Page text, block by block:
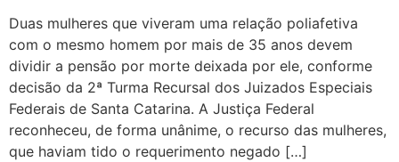
Duas mulheres que viveram uma relação poliafetiva
com o mesmo homem por mais de 35 anos devem
dividir a pensão por morte deixada por ele, conforme
decisão da 2ª Turma Recursal dos Juizados Especiais
Federais de Santa Catarina. A Justiça Federal
reconheceu, de forma unânime, o recurso das mulheres,
que haviam tido o requerimento negado […]